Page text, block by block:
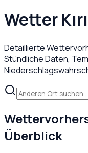
Wetter
Detaillierte
Stündliche Daten,
Überblick